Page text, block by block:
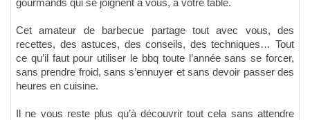
gourmands qui se joignent à vous, à votre table.
Cet amateur de barbecue partage tout avec vous, des
recettes, des astuces, des conseils, des techniques… Tout
ce qu’il faut pour utiliser le bbq toute l’année sans se forcer,
sans prendre froid, sans s’ennuyer et sans devoir passer des
heures en cuisine.
Il ne vous reste plus qu’à découvrir tout cela sans attendre